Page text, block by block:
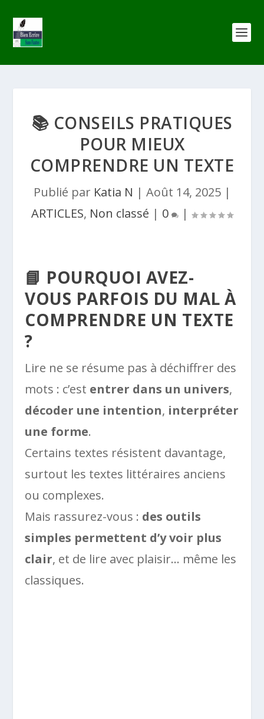
📚 CONSEILS PRATIQUES
POUR MIEUX
COMPRENDRE UN TEXTE
Publié par Katia N | Août 14, 2025|
ARTICLES, Non classé | 0 |
📘 POURQUOI AVEZ-
VOUS PARFOIS DU MAL À
COMPRENDRE UN TEXTE
?
Lire ne se résume pas à déchiffrer des
mots : c’est entrer dans un univers,
décoder une intention, interpréter
une forme.
Certains textes résistent davantage,
surtout les textes littéraires anciens
ou complexes.
Mais rassurez-vous : des outils
simples permettent d’y voir plus
clair, et de lire avec plaisir… même les
classiques.